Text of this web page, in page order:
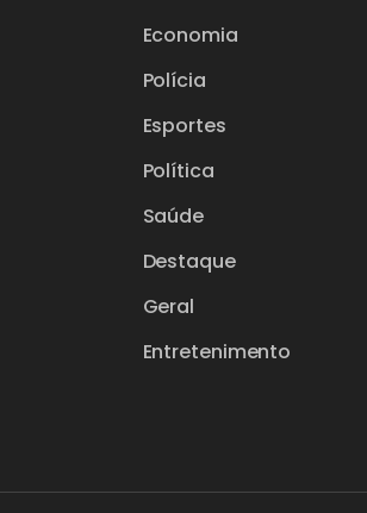
Economia
Polícia
Esportes
Política
Saúde
Destaque
Geral
Entretenimento